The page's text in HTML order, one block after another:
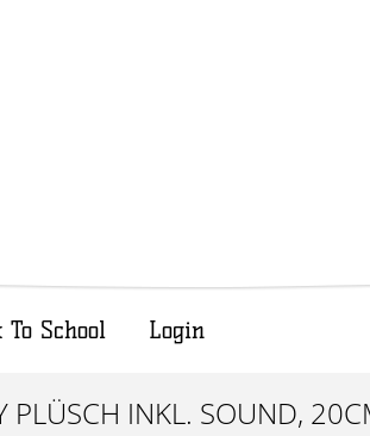
To School Login
PLÜSCH INKL. SOUND,